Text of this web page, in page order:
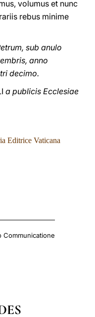
volumus et nunc
rebus minime
sub anulo
anno
decimo.
a publicis Ecclesiae
Editrice Vaticana